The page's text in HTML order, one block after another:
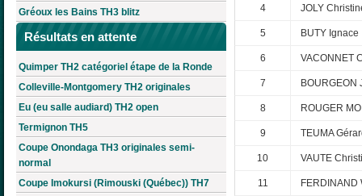
Gréoux les Bains TH3 blitz
Résultats en attente
Quimper TH2 catégoriel étape de la Ronde
Colleville-Montgomery TH2 originales
Eu (eu salle audiard) TH2 open
Termignon TH5
Coupe Onondaga TH3 originales semi-
normal
Coupe Imokursi (Rimouski (Québec)) TH7
4 JOLY
5 BUTY Ignace
6 VACONNET
7 BOURGEON
8 ROUGER
9 TEUMA
10 VAUTE
11 FERDINAND